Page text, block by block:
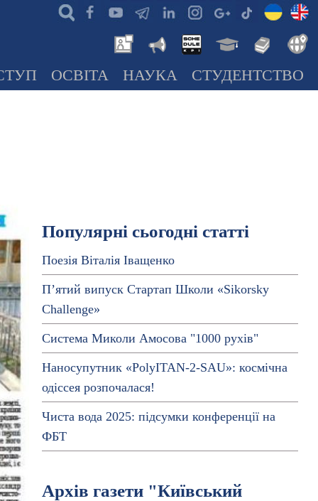
ОСВІТА НАУКА СТУДЕНТСТВО
Популярні сьогодні статті
Поезія Віталія Іващенко
П’ятий випуск Стартап Школи «Sikorsky
Challenge»
Система Миколи Амосова "1000 рухів"
Наносупутник «PolyITAN-2-SAU»: космічна
одіссея розпочалася!
Чиста вода 2025: підсумки конференції на
ФБТ
Архів газети "Київський